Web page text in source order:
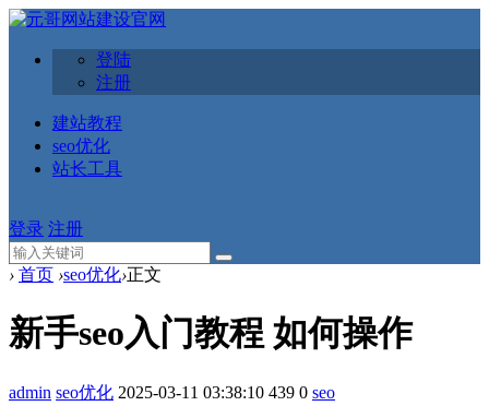
登陆
注册
建站教程
seo优化
站长工具
登录 注册
› 首页 ›seo优化›正文
新手seo入门教程 如何操作
admin seo优化 2025-03-11 03:38:10 439 0 seo